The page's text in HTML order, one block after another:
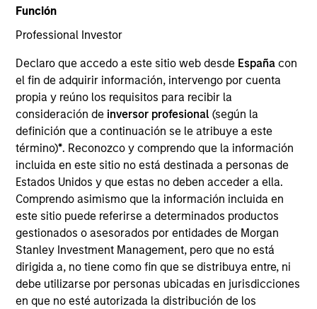
Función
Professional Investor
Declaro que accedo a este sitio web desde España con
el fin de adquirir información, intervengo por cuenta
propia y reúno los requisitos para recibir la
consideración de inversor profesional(según la
definición que a continuación se le atribuye a este
término)*. Reconozco y comprendo que la información
incluida en este sitio no está destinada a personas de
Estados Unidos y que estas no deben acceder a ella.
Comprendo asimismo que la información incluida en
este sitio puede referirse a determinados productos
gestionados o asesorados por entidades de Morgan
Stanley Investment Management, pero que no está
dirigida a, no tiene como fin que se distribuya entre, ni
debe utilizarse por personas ubicadas en jurisdicciones
en que no esté autorizada la distribución de los
Invested on
Oct 2016
Transaction Type
Minority
Founded in 2004 and headquartered in Shanghai,
CDP is one of the leading private sector payroll and
benefits HR outsourcing companies in China.
Investment Team
Morgan Stanley Private Equity Asia